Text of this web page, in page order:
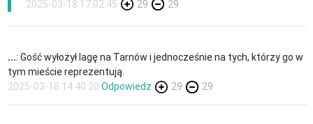
2025-03-18 17:02:45
29 29
...: Gość wyłożył lagę na Tarnów i jednocześnie na tych, którzy go w
tym mieście reprezentują.
2025-03-18 14:40:20 Odpowiedz 29 29